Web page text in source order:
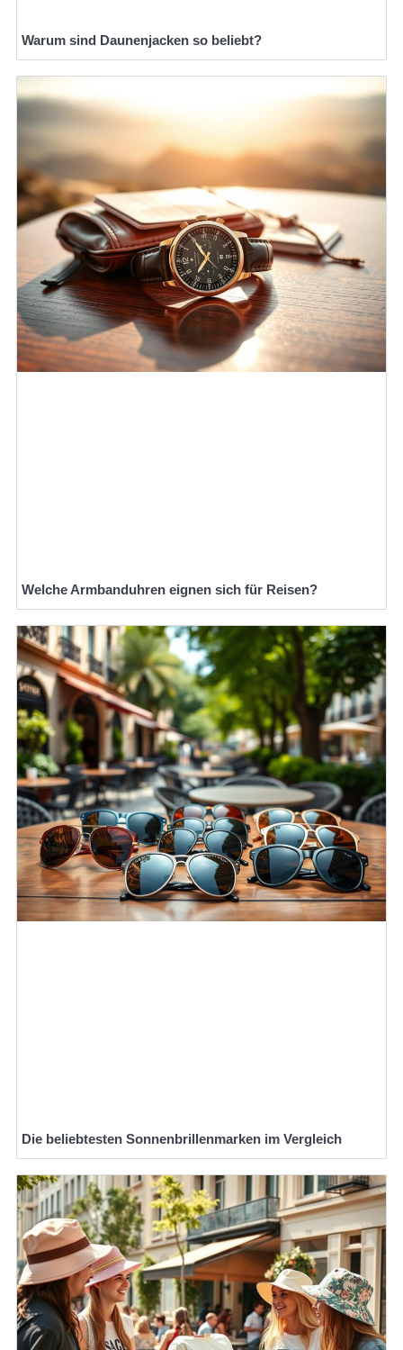
Warum sind Daunenjacken so beliebt?
Welche Armbanduhren eignen sich für Reisen?
Die beliebtesten Sonnenbrillenmarken im Vergleich